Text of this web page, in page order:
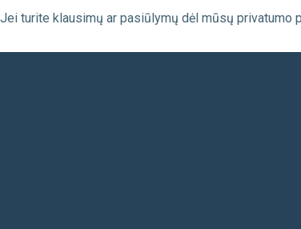
Jei turite klausimų ar pasiūlymų dėl mūsų